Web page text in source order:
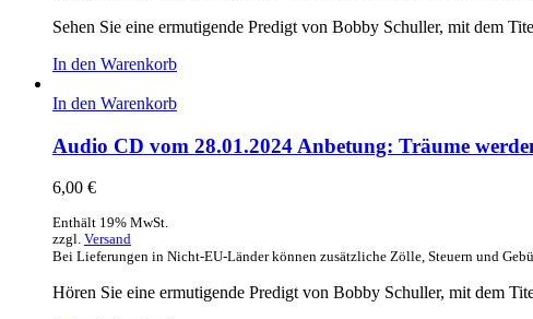
Sehen Sie eine ermutigende Predigt von Bobby Schuller, mit dem
In den Warenkorb
In den Warenkorb
Audio CD vom 28.01.2024 Anbetung: Träume
6,00 €
Enthält 19% MwSt.
zzgl. Versand
Bei Lieferungen in Nicht-EU-Länder können zusätzliche Zölle, Steuern und
Hören Sie eine ermutigende Predigt von Bobby Schuller, mit dem